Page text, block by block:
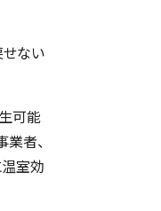
せない
可能
者、
温室効